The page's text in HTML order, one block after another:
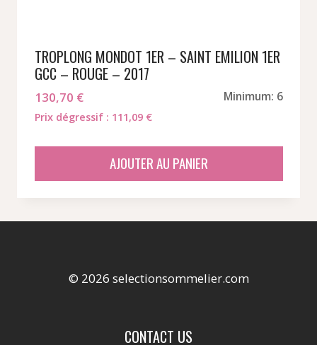
TROPLONG MONDOT 1ER – SAINT EMILION 1ER
GCC – ROUGE – 2017
130,70 € Minimum: 6
Prix dégressif : 111,09 €
AJOUTER AU PANIER
© 2026 selectionsommelier.com
CONTACT US